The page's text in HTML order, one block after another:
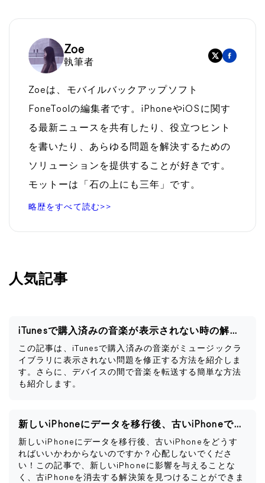
Zoe
執筆者
Zoeは、モバイルバックアップソフト
FoneToolの編集者です。iPhoneやiOSに関す
る最新ニュースを共有したり、役立つヒント
を書いたり、あらゆる問題を解決するための
ソリューションを提供することが好きです。
モットーは「石の上にも三年」です。
略歴をすべて読む>>
人気記事
iTunesで購入済みの音楽が表示されない時の解決策
この記事は、iTunesで購入済みの音楽がミュージックラ
イブラリに表示されない問題を修正する方法を紹介しま
す。さらに、デバイスの間で音楽を転送する簡単な方法
も紹介します。
新しいiPhoneにデータを移行後、古いiPhoneですべきこと
新しいiPhoneにデータを移行後、古いiPhoneをどうす
ればいいかわからないのですか？心配しないでくださ
い！この記事で、新しいiPhoneに影響を与えることな
く、古iPhoneを消去する解決策を見つけることができま